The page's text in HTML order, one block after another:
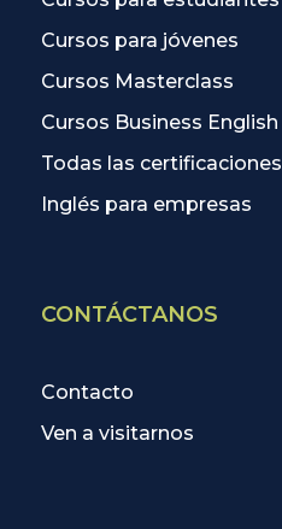
Cursos para jóvenes
Cursos Masterclass
Cursos Business English
Todas las certificaciones
Inglés para empresas
CONTÁCTANOS
Contacto
Ven a visitarnos